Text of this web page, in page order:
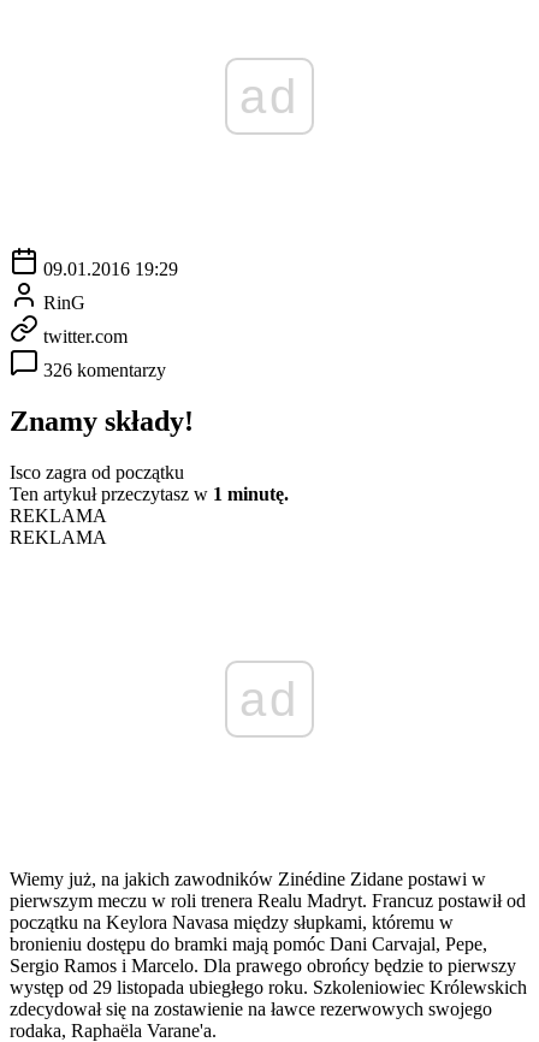
ad
09.01.2016 19:29
RinG
twitter.com
326 komentarzy
Znamy składy!
Isco zagra od początku
Ten artykuł przeczytasz w 1 minutę.
REKLAMA
REKLAMA
ad
Wiemy już, na jakich zawodników Zinédine Zidane postawi w
pierwszym meczu w roli trenera Realu Madryt. Francuz postawił od
początku na Keylora Navasa między słupkami, któremu w
bronieniu dostępu do bramki mają pomóc Dani Carvajal, Pepe,
Sergio Ramos i Marcelo. Dla prawego obrońcy będzie to pierwszy
występ od 29 listopada ubiegłego roku. Szkoleniowiec Królewskich
zdecydował się na zostawienie na ławce rezerwowych swojego
rodaka, Raphaëla Varane'a.